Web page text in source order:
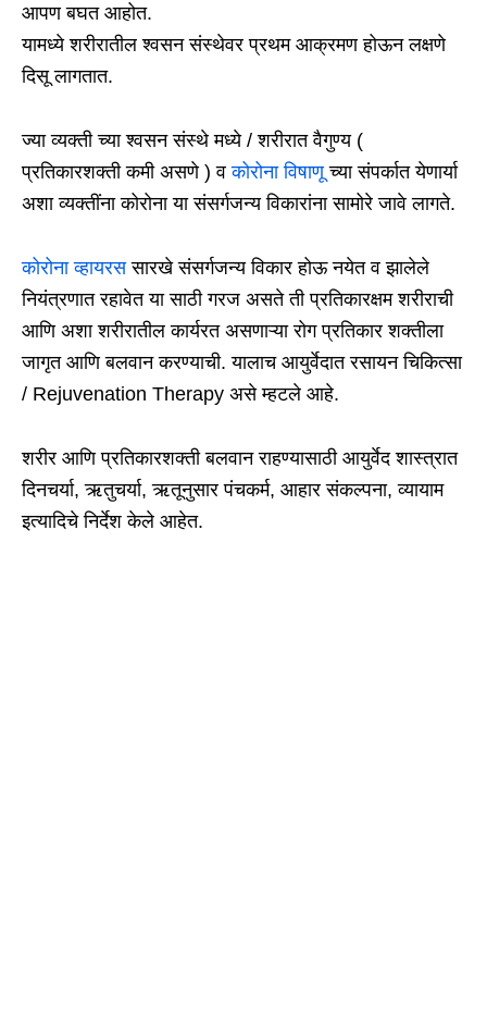
आपण बघत आहोत.
यामध्ये शरीरातील श्वसन संस्थेवर प्रथम आक्रमण होऊन लक्षणे
दिसू लागतात.
ज्या व्यक्ती च्या श्वसन संस्थे मध्ये / शरीरात वैगुण्य (
प्रतिकारशक्ती कमी असणे ) वकोरोना विषाणूच्या संपर्कात येणार्या
अशा व्यक्तींना कोरोना या संसर्गजन्य विकारांना सामोरे जावे लागते.
कोरोना व्हायरससारखे संसर्गजन्य विकार होऊ नयेत व झालेले
नियंत्रणात रहावेत या साठी गरज असते ती प्रतिकारक्षम शरीराची
आणि अशा शरीरातील कार्यरत असणाऱ्या रोग प्रतिकार शक्तीला
जागृत आणि बलवान करण्याची. यालाच आयुर्वेदात रसायन चिकित्सा
/ Rejuvenation Therapy असे म्हटले आहे.
शरीर आणि प्रतिकारशक्ती बलवान राहण्यासाठी आयुर्वेद शास्त्रात
दिनचर्या, ऋतुचर्या, ऋतूनुसार पंचकर्म, आहार संकल्पना, व्यायाम
इत्यादिचे निर्देश केले आहेत.